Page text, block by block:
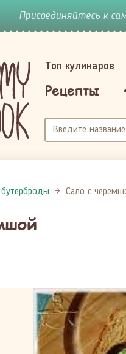
Присоединяйтесь к
Топ кулинаров
Рецепты
Сало с